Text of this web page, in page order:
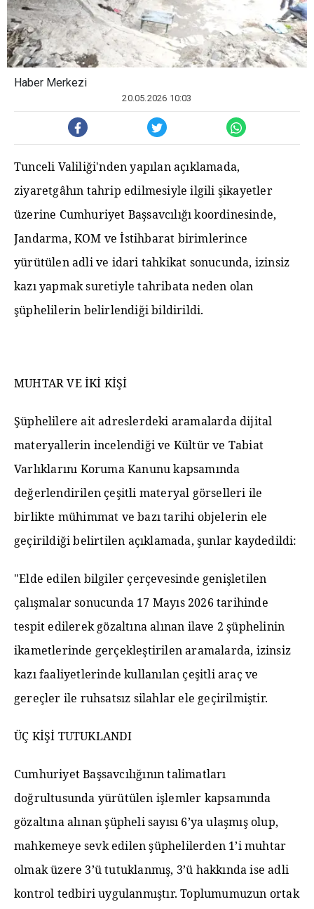
Haber Merkezi
20.05.2026 10:03
Tunceli Valiliği'nden yapılan açıklamada,
ziyaretgâhın tahrip edilmesiyle ilgili şikayetler
üzerine Cumhuriyet Başsavcılığı koordinesinde,
Jandarma, KOM ve İstihbarat birimlerince
yürütülen adli ve idari tahkikat sonucunda, izinsiz
kazı yapmak suretiyle tahribata neden olan
şüphelilerin belirlendiği bildirildi.
MUHTAR VE İKİ KİŞİ
Şüphelilere ait adreslerdeki aramalarda dijital
materyallerin incelendiği ve Kültür ve Tabiat
Varlıklarını Koruma Kanunu kapsamında
değerlendirilen çeşitli materyal görselleri ile
birlikte mühimmat ve bazı tarihi objelerin ele
geçirildiği belirtilen açıklamada, şunlar kaydedildi:
"Elde edilen bilgiler çerçevesinde genişletilen
çalışmalar sonucunda 17 Mayıs 2026 tarihinde
tespit edilerek gözaltına alınan ilave 2 şüphelinin
ikametlerinde gerçekleştirilen aramalarda, izinsiz
kazı faaliyetlerinde kullanılan çeşitli araç ve
gereçler ile ruhsatsız silahlar ele geçirilmiştir.
ÜÇ KİŞİ TUTUKLANDI
Cumhuriyet Başsavcılığının talimatları
doğrultusunda yürütülen işlemler kapsamında
gözaltına alınan şüpheli sayısı 6’ya ulaşmış olup,
mahkemeye sevk edilen şüphelilerden 1’i muhtar
olmak üzere 3’ü tutuklanmış, 3’ü hakkında ise adli
kontrol tedbiri uygulanmıştır. Toplumumuzun ortak